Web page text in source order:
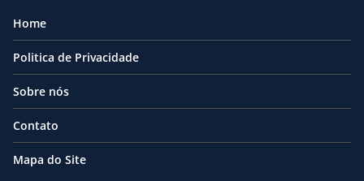
Home
Politica de Privacidade
Sobre nós
Contato
Mapa do Site